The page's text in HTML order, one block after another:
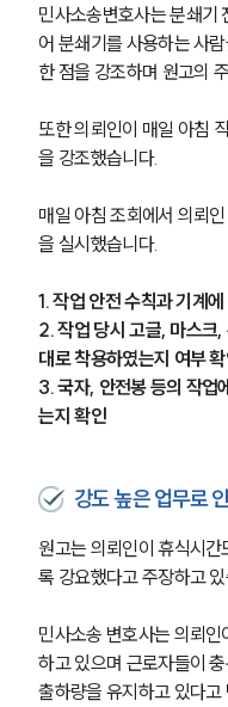
민사소송변호사는 분쇄기
어 분쇄기를 사용하는 사
한 점을 강조하며 원고의
또한 의뢰인이 매일 아침
을 강조했습니다.
매일 아침 조회에서 의뢰
을 실시했습니다.
1. 작업 안전 수칙과 기계
2. 작업 당시 고글, 마스크,
대로 착용하였는지 여부
3. 국자, 안전봉 등의 작업
는지 확인
강도 높은 업무로
원고는 의뢰인이 휴식시
록 강요했다고 주장하고
민사소송 변호사는 의뢰
하고 있으며 근로자들이
출하량을 유지하고 있다고